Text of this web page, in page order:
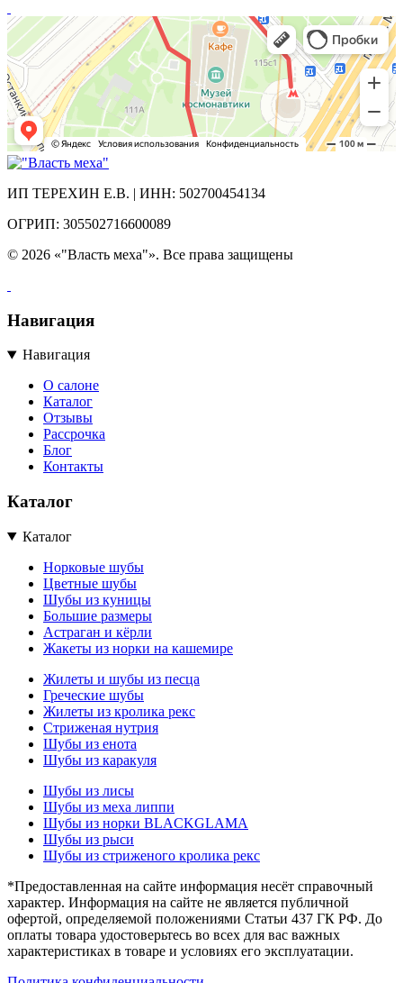
ИП ТЕРЕХИН Е.В. | ИНН: 502700454134
ОГРИП: 305502716600089
© 2026 «"Власть меха"». Все права защищены
Навигация
Навигация
О салоне
Каталог
Отзывы
Рассрочка
Блог
Контакты
Каталог
Каталог
Норковые шубы
Цветные шубы
Шубы из куницы
Большие размеры
Астраган и кёрли
Жакеты из норки на кашемире
Жилеты и шубы из песца
Греческие шубы
Жилеты из кролика рекс
Стриженая нутрия
Шубы из енота
Шубы из каракуля
Шубы из лисы
Шубы из меха липпи
Шубы из норки BLACKGLAMA
Шубы из рыси
Шубы из стриженого кролика рекс
*Предоставленная на сайте информация несёт справочный
характер. Информация на сайте не является публичной
офертой, определяемой положениями Статьи 437 ГК РФ. До
оплаты товара удостоверьтесь во всех для вас важных
характеристиках в товаре и условиях его эксплуатации.